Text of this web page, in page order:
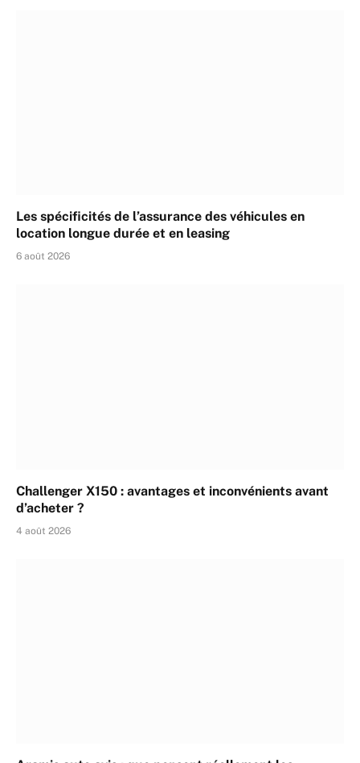
Les spécificités de l’assurance des véhicules en
location longue durée et en leasing
6 août 2026
Challenger X150 : avantages et inconvénients avant
d’acheter ?
4 août 2026